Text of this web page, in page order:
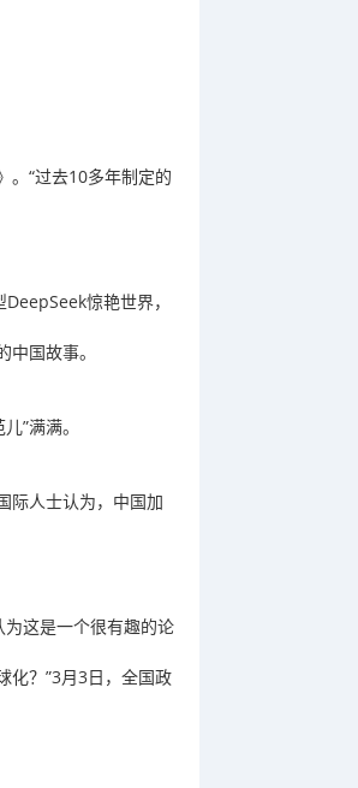
。“过去10多年制定的
惊艳世界，
国故事。
”满满。
际人士认为，中国加
为这是一个很有趣的论
化？”3月3日，全国政